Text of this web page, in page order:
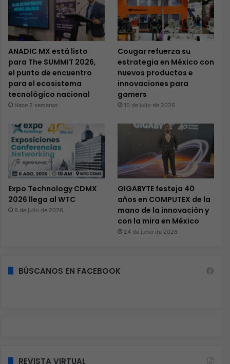
ANADIC MX está listo
para The SUMMIT 2026,
el punto de encuentro
para el ecosistema
tecnológico nacional
Hace 2 semanas
Cougar refuerza su
estrategia en México con
nuevos productos e
innovaciones para
gamers
10 de julio de 2026
Expo Technology CDMX
2026 llega al WTC
6 de julio de 2026
GIGABYTE festeja 40
años en COMPUTEX de la
mano de la innovación y
con la mira en México
24 de junio de 2026
BÚSCANOS EN FACEBOOK
REVISTA VIRTUAL